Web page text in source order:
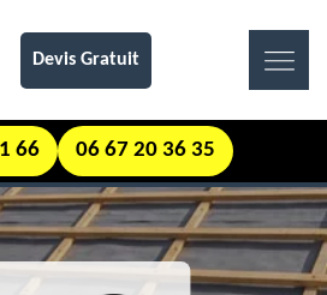
Devis Gratuit
66 06 67 20 36 35